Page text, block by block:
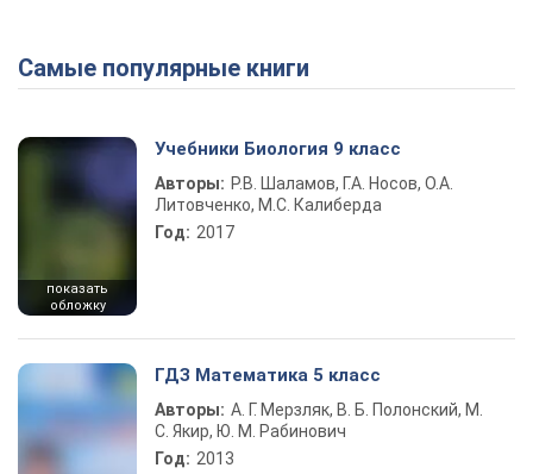
Play Video
Самые популярные книги
показать
обложку
Учебники Биология 9 класс
Авторы: Р.В. Шаламов, Г.А. Носов, О.А.
Литовченко, М.С. Калиберда
Год: 2017
ГДЗ Математика 5 класс
Авторы: А. Г. Мерзляк, В. Б. Полонский, М.
С. Якир, Ю. М. Рабинович
Год: 2013